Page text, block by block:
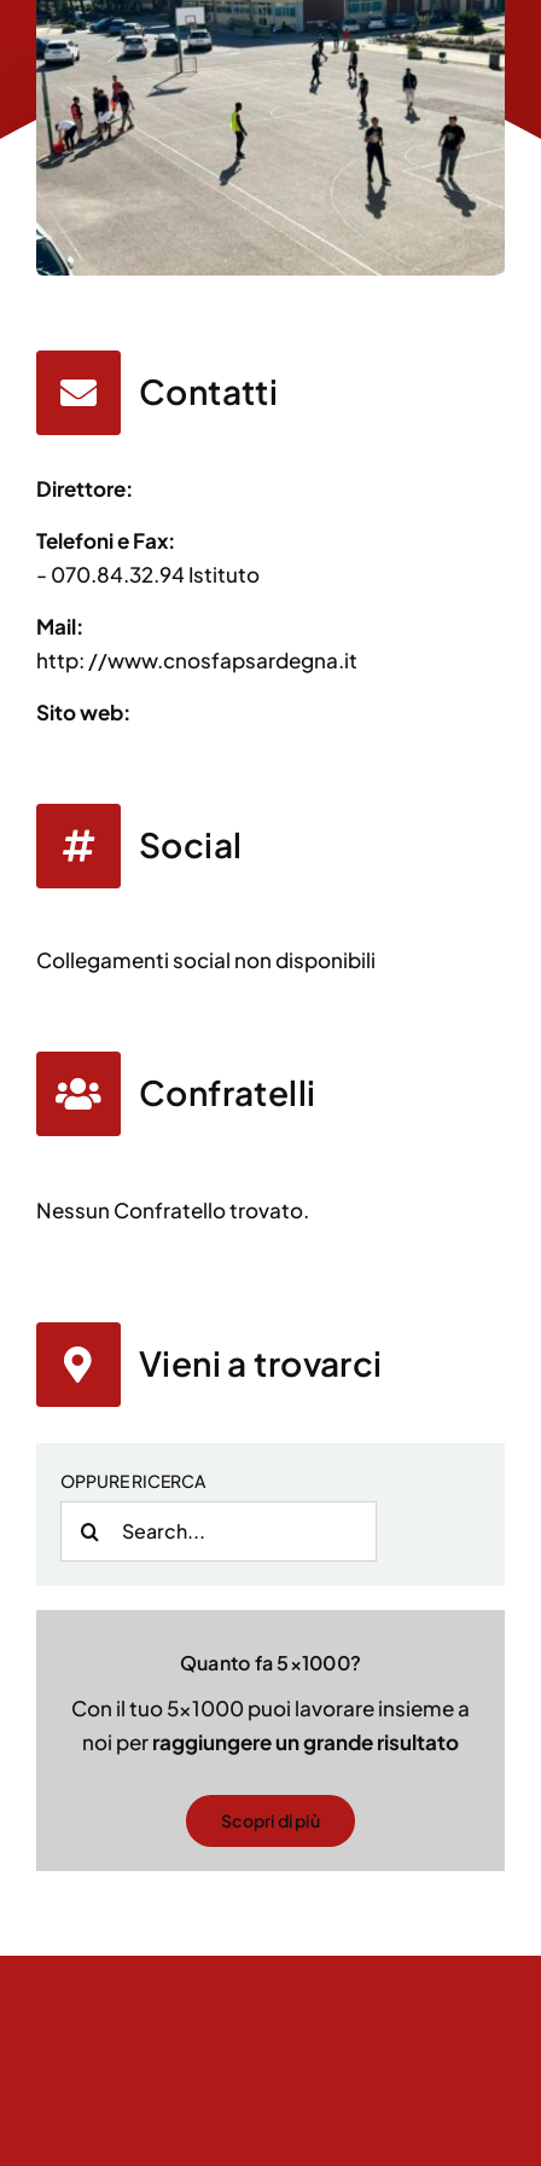
Contatti
Direttore:
Telefoni e Fax:
- 070.84.32.94 Istituto
Mail:
http: //www.cnosfapsardegna.it
Sito web:
Social
Collegamenti social non disponibili
Confratelli
Nessun Confratello trovato.
Vieni a trovarci
OPPURE RICERCA
Cerca
per:
Quanto fa 5×1000?
Con il tuo 5×1000 puoi lavorare insieme a
noi perraggiungere un grande risultato
Scopri di più